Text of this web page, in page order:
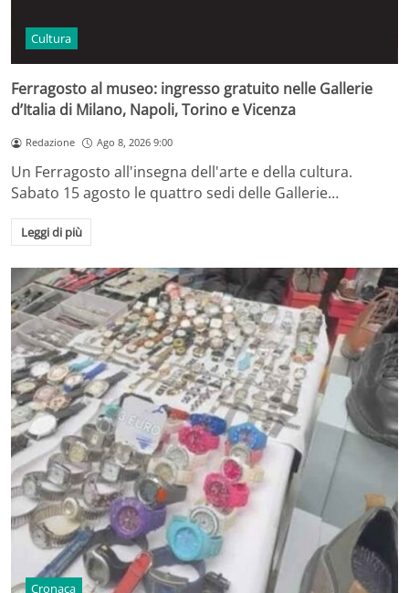
Cultura
Ferragosto al museo: ingresso gratuito nelle Gallerie
d’Italia di Milano, Napoli, Torino e Vicenza
Redazione Ago 8, 2026 9:00
Un Ferragosto all'insegna dell'arte e della cultura.
Sabato 15 agosto le quattro sedi delle Gallerie…
Leggi di più
Cronaca